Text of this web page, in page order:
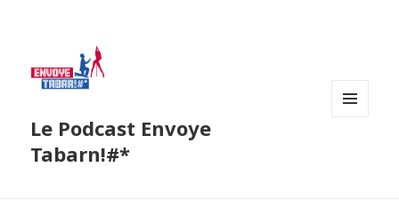
Le Podcast Envoye
Tabarn!#*